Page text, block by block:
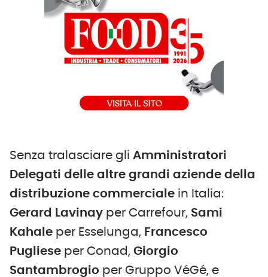
Senza tralasciare gli Amministratori
Delegati delle altre grandi aziende della
distribuzione commerciale in Italia:
Gerard Lavinay per Carrefour, Sami
Kahale per Esselunga, Francesco
Pugliese per Conad, Giorgio
Santambrogio per Gruppo VéGé, e